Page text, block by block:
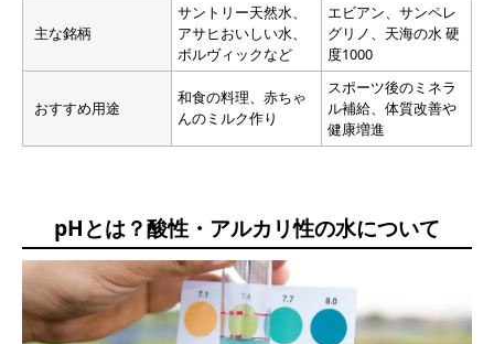
主な銘柄
サントリー天然水、
アサヒおいしい水、
ボルヴィックなど
エビアン、サンペレ
グリノ、天海の水 硬
度1000
おすすめ用途
和食の料理、赤ちゃ
んのミルク作り
スポーツ後のミネラ
ル補給、体質改善や
健康増進
pHとは？酸性・アルカリ性の水について